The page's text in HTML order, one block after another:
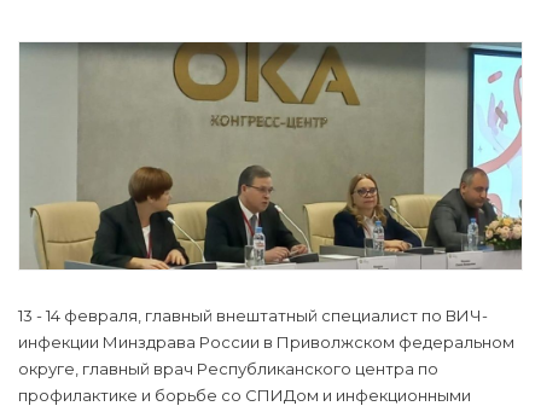
13 - 14 февраля, главный внештатный специалист по ВИЧ-
инфекции Минздрава России в Приволжском федеральном
округе, главный врач Республиканского центра по
профилактике и борьбе со СПИДом и инфекционными